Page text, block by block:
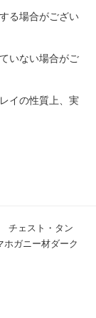
る場合がござい
いない場合がご
イの性質上、実
チェスト・タン
ホガニー材ダーク